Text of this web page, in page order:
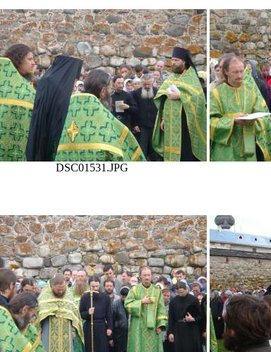
DSC01531.JPG